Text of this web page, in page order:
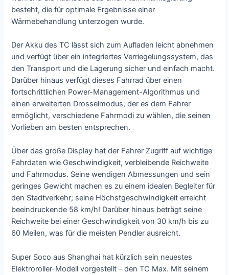
besteht, die für optimale Ergebnisse einer
Wärmebehandlung unterzogen wurde.
Der Akku des TC lässt sich zum Aufladen leicht abnehmen
und verfügt über ein integriertes Verriegelungssystem, das
den Transport und die Lagerung sicher und einfach macht.
Darüber hinaus verfügt dieses Fahrrad über einen
fortschrittlichen Power-Management-Algorithmus und
einen erweiterten Drosselmodus, der es dem Fahrer
ermöglicht, verschiedene Fahrmodi zu wählen, die seinen
Vorlieben am besten entsprechen.
Über das große Display hat der Fahrer Zugriff auf wichtige
Fahrdaten wie Geschwindigkeit, verbleibende Reichweite
und Fahrmodus. Seine wendigen Abmessungen und sein
geringes Gewicht machen es zu einem idealen Begleiter für
den Stadtverkehr; seine Höchstgeschwindigkeit erreicht
beeindruckende 58 km/h! Darüber hinaus beträgt seine
Reichweite bei einer Geschwindigkeit von 30 km/h bis zu
60 Meilen, was für die meisten Pendler ausreicht.
Super Soco aus Shanghai hat kürzlich sein neuestes
Elektroroller-Modell vorgestellt – den TC Max. Mit seinem